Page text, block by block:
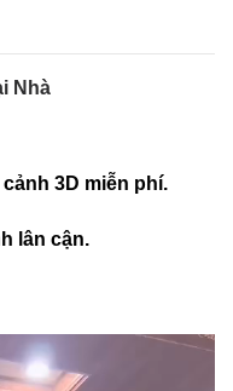
Nhà
3D miễn phí.
lân cận.